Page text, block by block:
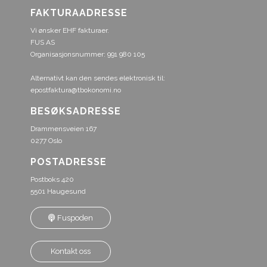
FAKTURAADRESSE
Vi ønsker EHF fakturaer.
FUS AS
Organisasjonsnummer: 991 980 105
Alternativt kan den sendes elektronisk til:
epostfaktura@tbokonomi.no
BESØKSADRESSE
Drammensveien 167
0277 Oslo
POSTADRESSE
Postboks 420
5501 Haugesund
Fuspoden
Kontakt oss